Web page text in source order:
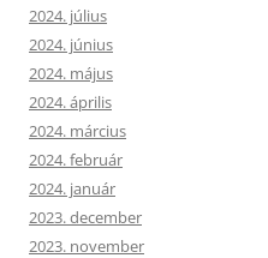
2024. július
2024. június
2024. május
2024. április
2024. március
2024. február
2024. január
2023. december
2023. november